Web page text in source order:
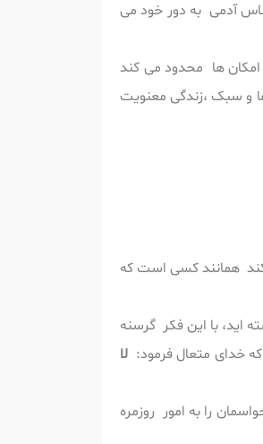
آدمی به دور خود می
امکان ها محدود می کند
و سبک ،زندگی معنویت
همانند کسی است که
اید، با این فکر گرسنه
خدای متعال فرمود: لا
را به امور روزمره